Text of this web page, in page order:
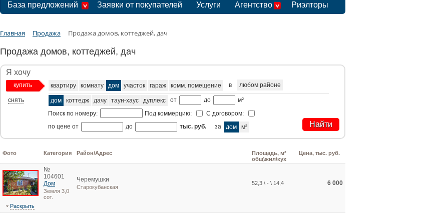
База предложений Заявки от покупателей Услуги Агентство Риэлторы
Главная Продажа Продажа домов, коттеджей, дач
Продажа домов, коттеджей, дач
Я хочу
купить
снять
квартиру комнату дом участок гараж комм. помещение в любом районе
дом коттедж дачу таун-хаус дуплекс от до
м²
Поиск по номеру:
Под коммерцию:
С договором:
по цене от
до тыс. руб. за дом м²
Фото Категория Район/Адрес
Площадь, м²
общ\жил\кух
Цена, тыс. руб.
№
104601
Дом
Земля 3,0
сот.
Черемушки
Старокубанская
52,3 \ - \ 14,4 6 000
Раскрыть